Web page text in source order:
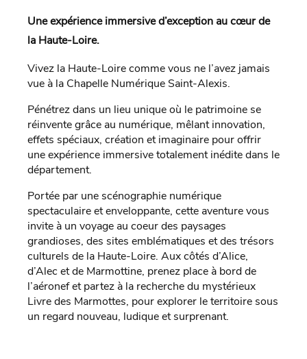
Une expérience immersive d’exception au cœur de
la Haute-Loire.
Vivez la Haute-Loire comme vous ne l’avez jamais
vue à la Chapelle Numérique Saint-Alexis.
Pénétrez dans un lieu unique où le patrimoine se
réinvente grâce au numérique, mêlant innovation,
effets spéciaux, création et imaginaire pour offrir
une expérience immersive totalement inédite dans le
département.
Portée par une scénographie numérique
spectaculaire et enveloppante, cette aventure vous
invite à un voyage au coeur des paysages
grandioses, des sites emblématiques et des trésors
culturels de la Haute-Loire. Aux côtés d’Alice,
d’Alec et de Marmottine, prenez place à bord de
l’aéronef et partez à la recherche du mystérieux
Livre des Marmottes, pour explorer le territoire sous
un regard nouveau, ludique et surprenant.